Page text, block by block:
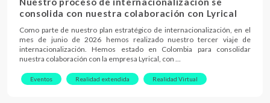
consolida con nuestra colaboración con Lyrical
Como parte de nuestro plan estratégico de internacionalización, en el
mes de junio de 2026 hemos realizado nuestro tercer viaje de
internacionalización. Hemos estado en Colombia para consolidar
nuestra colaboración con la empresa Lyrical, con …
Eventos Realidad extendida Realidad Virtual